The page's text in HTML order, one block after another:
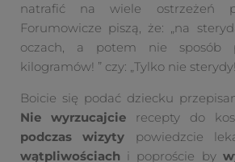
natrafić na wiele ostrzeżeń
Forumowicze piszą, że: „na
oczach, a potem nie sposób
kilogramów! ” czy: „Tylko nie
Boicie się podać dziecku
Nie wyrzucajcie recepty do
podczas wizyty powiedzcie
wątpliwościach i poproście by